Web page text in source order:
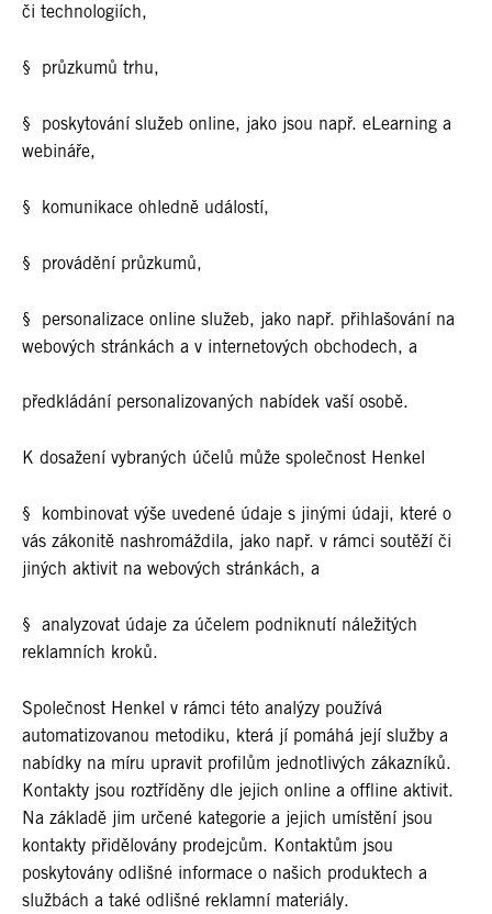
či technologiích,
§ průzkumů trhu,
§ poskytování služeb online, jako jsou např. eLearning a
webináře,
§ komunikace ohledně událostí,
§ provádění průzkumů,
§ personalizace online služeb, jako např. přihlašování na
webových stránkách a v internetových obchodech, a
předkládání personalizovaných nabídek vaší osobě.
K dosažení vybraných účelů může společnost Henkel
§ kombinovat výše uvedené údaje s jinými údaji, které o
vás zákonitě nashromáždila, jako např. v rámci soutěží či
jiných aktivit na webových stránkách, a
§ analyzovat údaje za účelem podniknutí náležitých
reklamních kroků.
Společnost Henkel v rámci této analýzy používá
automatizovanou metodiku, která jí pomáhá její služby a
nabídky na míru upravit profilům jednotlivých zákazníků.
Kontakty jsou roztříděny dle jejich online a offline aktivit.
Na základě jim určené kategorie a jejich umístění jsou
kontakty přidělovány prodejcům. Kontaktům jsou
poskytovány odlišné informace o našich produktech a
službách a také odlišné reklamní materiály.